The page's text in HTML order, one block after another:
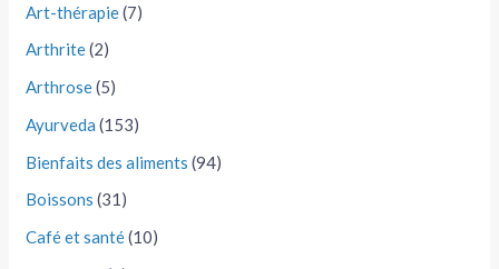
Art-thérapie(7)
Arthrite(2)
Arthrose(5)
Ayurveda (153)
Bienfaits des aliments (94)
Boissons (31)
Café et santé(10)